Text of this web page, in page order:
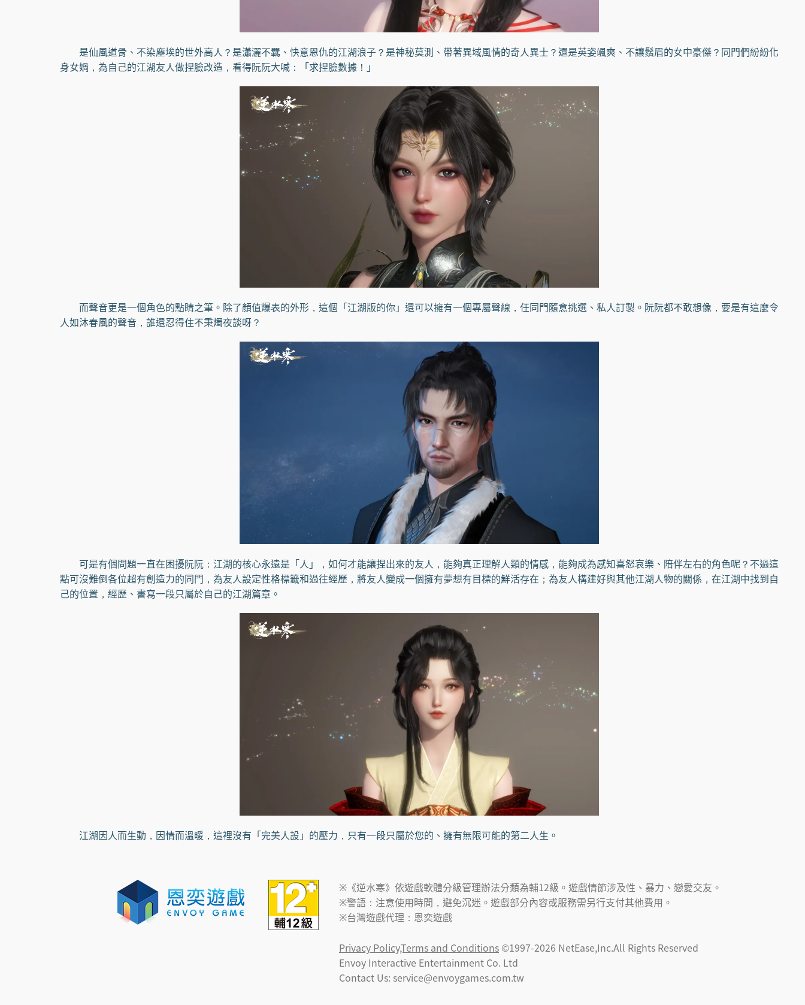
是仙風道骨、不染塵埃的世外高人？是瀟灑不羈、快意恩仇的江湖浪子？是神秘莫測、帶著異域風情的奇人異士？還是英姿颯爽、不讓鬚眉的女中豪傑？同門們紛紛化
身女媧，為自己的江湖友人做捏臉改造，看得阮阮大喊：「求捏臉數據！」
而聲音更是一個角色的點睛之筆。除了顏值爆表的外形，這個「江湖版的你」還可以擁有一個專屬聲線，任同門隨意挑選、私人訂製。阮阮都不敢想像，要是有這麼令
人如沐春風的聲音，誰還忍得住不秉燭夜談呀？
可是有個問題一直在困擾阮阮：江湖的核心永遠是「人」，如何才能讓捏出來的友人，能夠真正理解人類的情感，能夠成為感知喜怒哀樂、陪伴左右的角色呢？不過這
點可沒難倒各位超有創造力的同門，為友人設定性格標籤和過往經歷，將友人變成一個擁有夢想有目標的鮮活存在；為友人構建好與其他江湖人物的關係，在江湖中找到自
己的位置，經歷、書寫一段只屬於自己的江湖篇章。
江湖因人而生動，因情而溫暖，這裡沒有「完美人設」的壓力，只有一段只屬於您的、擁有無限可能的第二人生。
※《逆水寒》依遊戲軟體分級管理辦法分類為輔12級。遊戲情節涉及性、暴力、戀愛交友。
※警語：注意使用時間，避免沉迷。遊戲部分內容或服務需另行支付其他費用。
※台灣遊戲代理：恩奕遊戲
Privacy Policy,Terms and Conditions ©1997-2026 NetEase,Inc.All Rights Reserved
Envoy Interactive Entertainment Co. Ltd
Contact Us: service@envoygames.com.tw